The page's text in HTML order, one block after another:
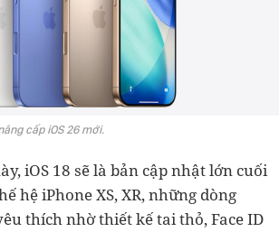
cấp iOS 26 mới.
iOS 18 sẽ là bản cập nhật lớn cuối
hệ iPhone XS, XR, những dòng
thích nhờ thiết kế tai thỏ, Face ID